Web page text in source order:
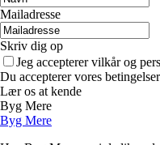
Mailadresse
Skriv dig op
Jeg accepterer vilkår og
Du accepterer vores
Lær os at kende
Byg Mere
Byg Mere